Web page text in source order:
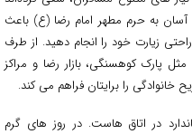
آسان به حرم مطهر امام رضا (ع) باعث
زیارت خود را انجام دهید. از طرف
پارک کوهسنگی، بازار رضا و مراکز
را برایتان فراهم می‌ کند.
در اتاق‌ هاست. در روز های گرم